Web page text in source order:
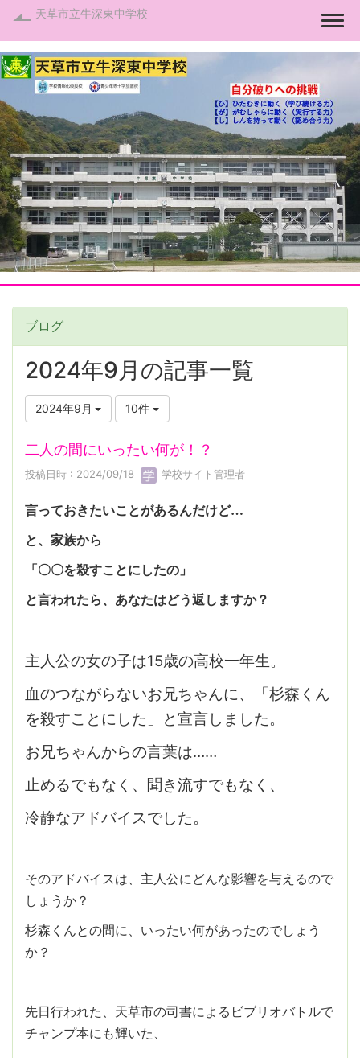
天草市立牛深東中学校
ブログ
2024年9月の記事一覧
2024年9月 10件
二人の間にいったい何が！？
投稿日時 : 2024/09/18 学校サイト管理者
言っておきたいことがあるんだけど…
と、家族から
「〇〇を殺すことにしたの」
と言われたら、あなたはどう返しますか？
主人公の女の子は15歳の高校一年生。
血のつながらないお兄ちゃんに、「杉森くん
を殺すことにした」と宣言しました。
お兄ちゃんからの言葉は……
止めるでもなく、聞き流すでもなく、
冷静なアドバイスでした。
そのアドバイスは、主人公にどんな影響を与えるので
しょうか？
杉森くんとの間に、いったい何があったのでしょう
か？
先日行われた、天草市の司書によるビブリオバトルで
チャンプ本にも輝いた、